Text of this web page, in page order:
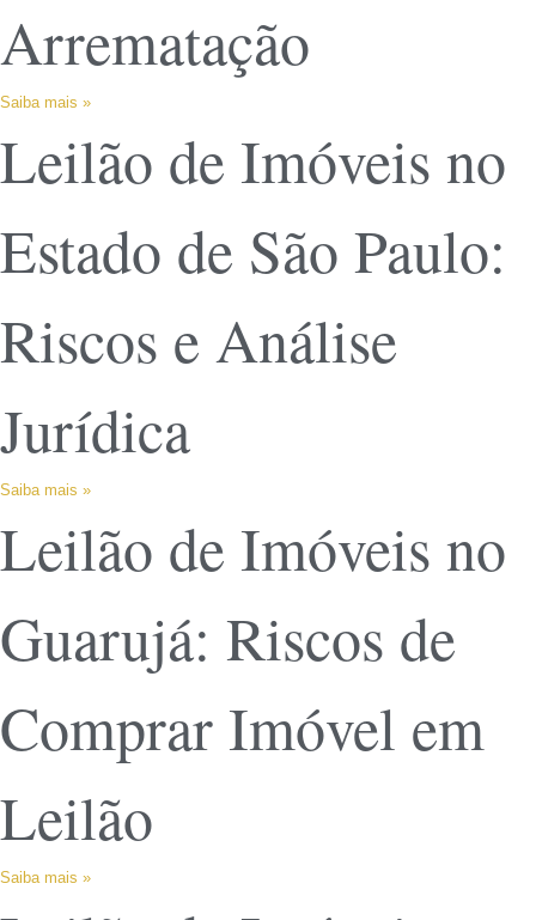
Arrematação
Saiba mais »
Leilão de Imóveis no
Estado de São Paulo:
Riscos e Análise
Jurídica
Saiba mais »
Leilão de Imóveis no
Guarujá: Riscos de
Comprar Imóvel em
Leilão
Saiba mais »